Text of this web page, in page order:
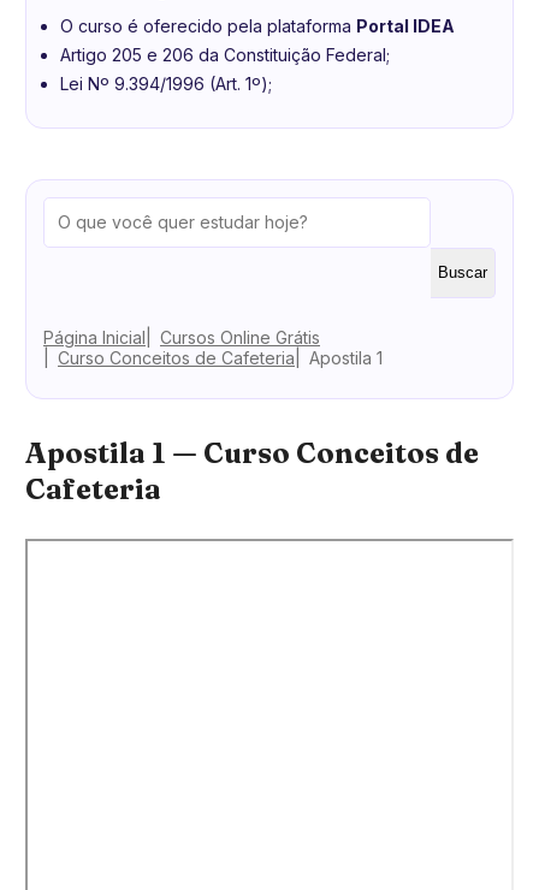
O curso é oferecido pela plataforma Portal IDEA
Artigo 205 e 206 da Constituição Federal;
Lei Nº 9.394/1996 (Art. 1º);
Buscar
Página Inicial
Cursos Online Grátis
Curso Conceitos de Cafeteria
Apostila 1
Apostila 1 — Curso Conceitos de
Cafeteria